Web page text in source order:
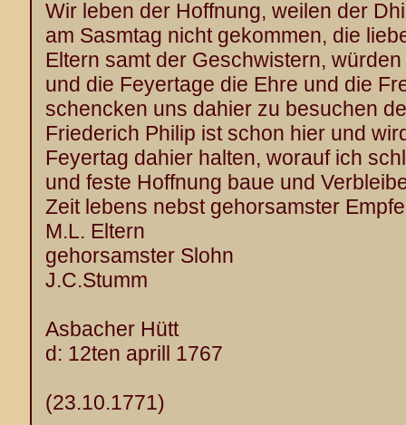
Wir leben der Hoffnung, weilen der
am Sasmtag nicht gekommen, die
Eltern samt der Geschwistern, würden
und die Feyertage die Ehre und die
schencken uns dahier zu besuchen
Friederich Philip ist schon hier und
Feyertag dahier halten, worauf ich
und feste Hoffnung baue und
Zeit lebens nebst gehorsamster
M.L. Eltern
gehorsamster Slohn
J.C.Stumm
Asbacher Hütt
d: 12ten aprill 1767
(23.10.1771)